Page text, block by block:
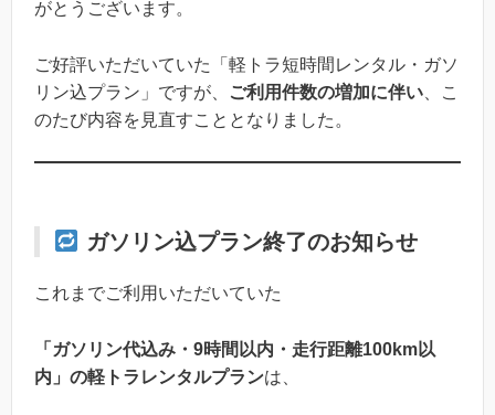
がとうございます。
ご好評いただいていた「軽トラ短時間レンタル・ガソ
リン込プラン」ですが、
ご利用件数の増加に伴い 、こ
のたび内容を見直すこととなりました。
ガソリン込プラン終了のお知らせ
これまでご利用いただいていた
「ガソリン代込み・9時間以内・走行距離100km以
内」の軽トラレンタルプランは、